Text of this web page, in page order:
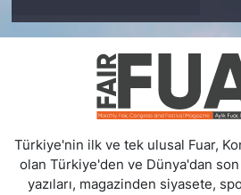
Türkiye'nin ilk ve tek ulusal Fuar,
olan Türkiye'den ve Dünya'dan
yazıları, magazinden siyasete,